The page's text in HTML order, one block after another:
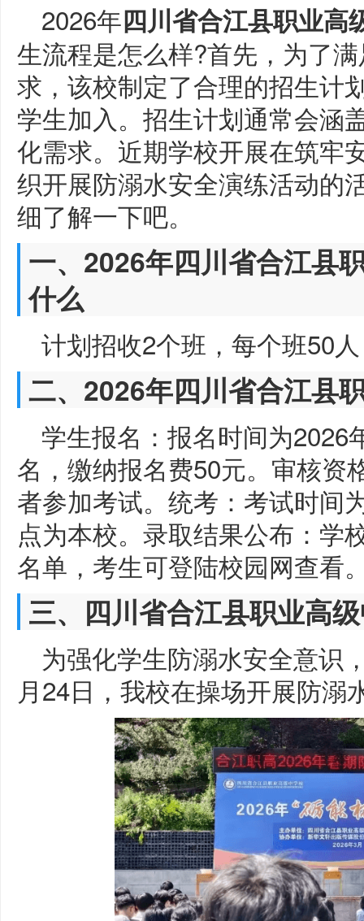
2026年四川省合江县职业高
生流程是怎么样?首先，为了
求，该校制定了合理的招生计
学生加入。招生计划通常会涵
化需求。近期学校开展在筑牢
织开展防溺水安全演练活动的
细了解一下吧。
一、2026年四川省合江县
什么
计划招收2个班，每个班50
二、2026年四川省合江县
学生报名：报名时间为2026
名，缴纳报名费50元。审核资
者参加考试。统考：考试时间
点为本校。录取结果公布：学
名单，考生可登陆校园网查看
三、四川省合江县职业高
为强化学生防溺水安全意识
月24日，我校在操场开展防溺